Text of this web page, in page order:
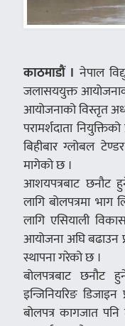
काठमाडौं । नेपाल
जलासययुक्त
आयोजनाको विस्तृत
परामर्शदाता
बिहीबार ग्लोबल
मागेको छ ।
आशयपत्रबाट छनौट
लागि बोलपत्रमा
लागि एसियाली
आयोजना अघि बढाउन
स्थापना गरेको छ ।
बोलपत्रबाट छनौट
इन्जिनियरिङ
बोलपत्र कागजात पनि